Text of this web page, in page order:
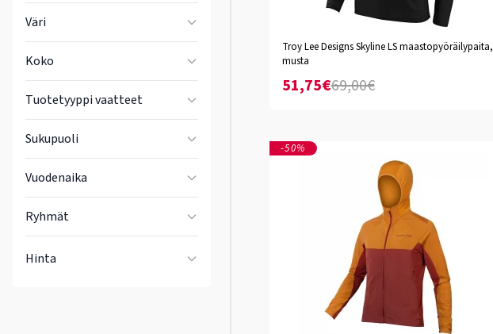
Väri
Koko
Tuotetyyppi vaatteet
Sukupuoli
Vuodenaika
Ryhmät
Hinta
S M L XL XXL
Troy Lee Designs Skyline LS maastopyöräilypaita,
musta
51,75€69,00€
-50%